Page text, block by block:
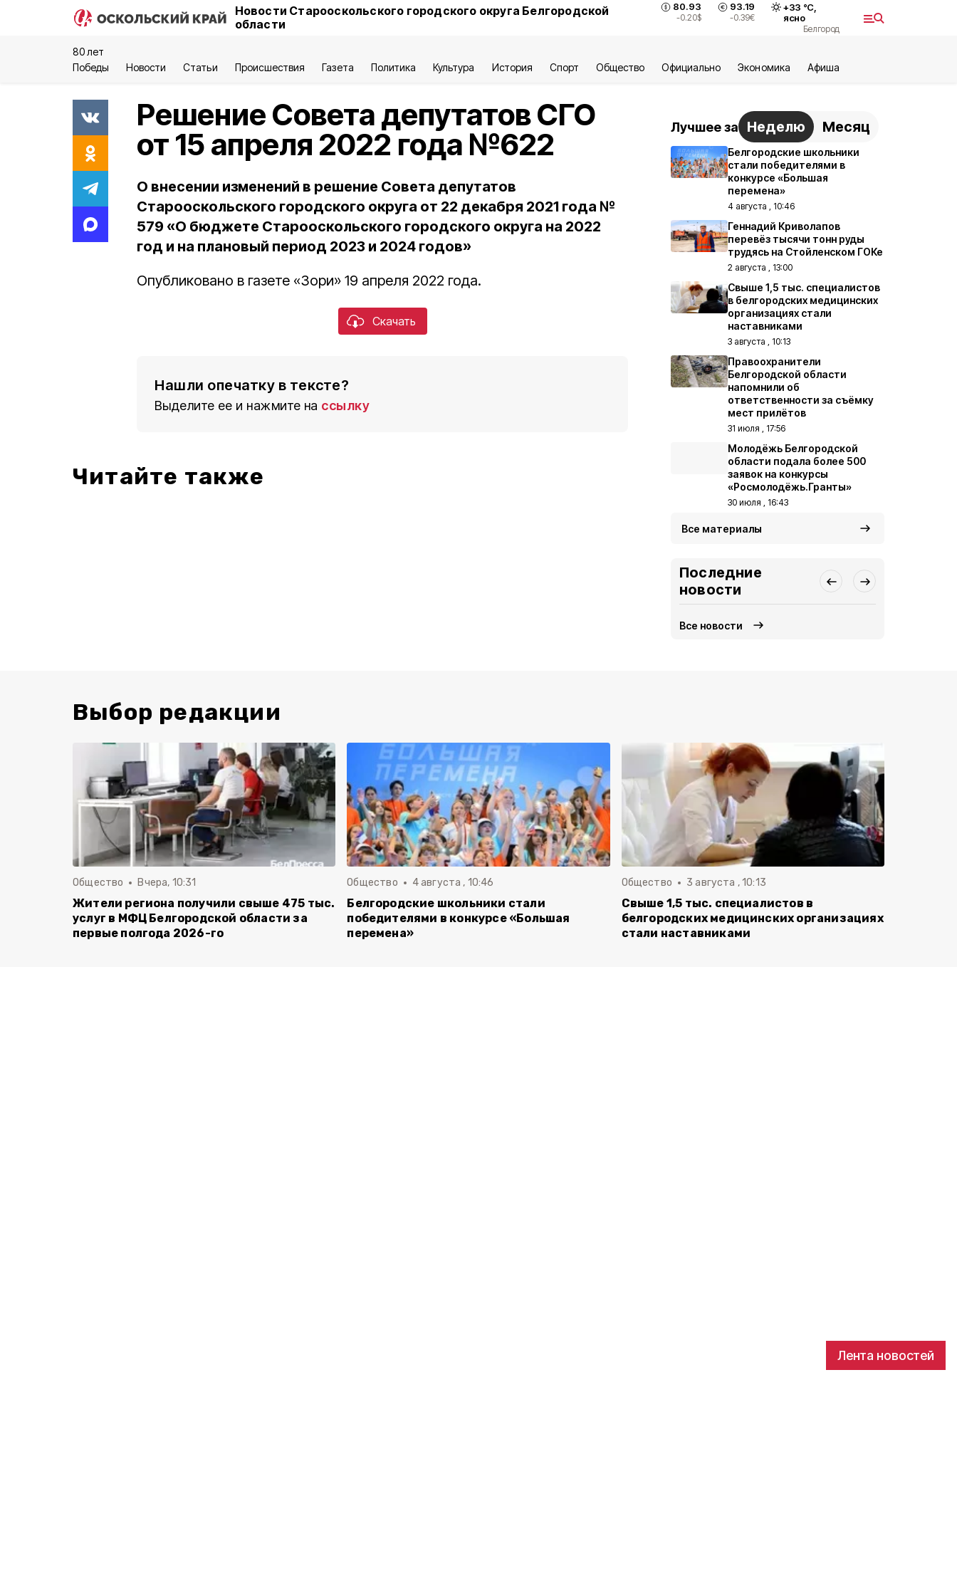
Новости Старооскольского городского округа Белгородской
области
80.93
-0.20$
93.19
-0.39€
+33 °С,
ясно
Белгород
80 лет
Победы
Новости Статьи Происшествия Газета Политика Культура История Спорт Общество Официально Экономика Aфиша
Лента новостей
Решение Совета депутатов СГО
от 15 апреля 2022 года №622
О внесении изменений в решение Совета депутатов
Старооскольского городского округа от 22 декабря 2021 года №
579 «О бюджете Старооскольского городского округа на 2022
год и на плановый период 2023 и 2024 годов»
Опубликовано в газете «Зори» 19 апреля 2022 года.
Скачать
Нашли опечатку в тексте?
Выделите ее и нажмите на ссылку
Читайте также
Лучшее за Неделю Месяц
Белгородские школьники
стали победителями в
конкурсе «Большая
перемена»
4 августа , 10:46
Геннадий Криволапов
перевёз тысячи тонн руды
трудясь на Стойленском ГОКе
2 августа , 13:00
Свыше 1,5 тыс. специалистов
в белгородских медицинских
организациях стали
наставниками
3 августа , 10:13
Правоохранители
Белгородской области
напомнили об
ответственности за съёмку
мест прилётов
31 июля , 17:56
Молодёжь Белгородской
области подала более 500
заявок на конкурсы
«Росмолодёжь.Гранты»
30 июля , 16:43
Все материалы
Последние
новости
Все новости
Выбор редакции
Общество Вчера, 10:31
Жители региона получили свыше 475 тыс.
услуг в МФЦ Белгородской области за
первые полгода 2026-го
Общество 4 августа , 10:46
Белгородские школьники стали
победителями в конкурсе «Большая
перемена»
Общество 3 августа , 10:13
Свыше 1,5 тыс. специалистов в
белгородских медицинских организациях
стали наставниками